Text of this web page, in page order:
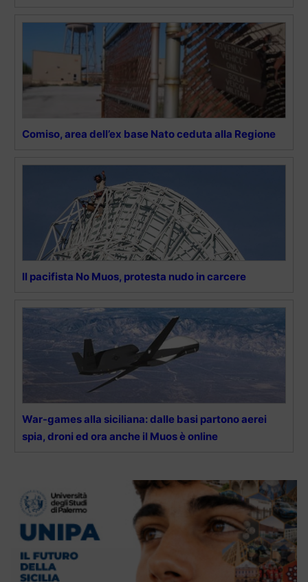
Comiso, area dell’ex base Nato ceduta alla Regione
Il pacifista No Muos, protesta nudo in carcere
War-games alla siciliana: dalle basi partono aerei
spia, droni ed ora anche il Muos è online